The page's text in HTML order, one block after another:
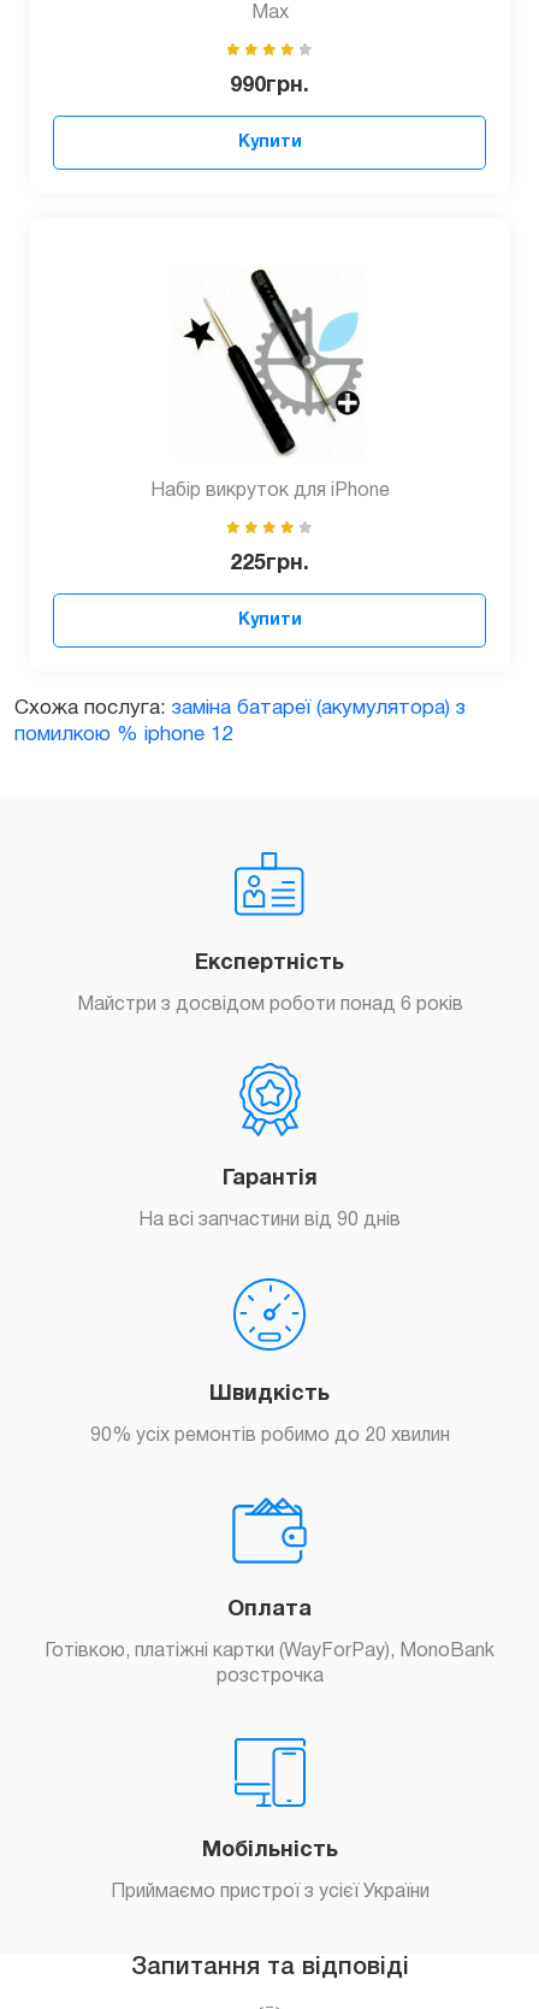
Max
990грн.
Купити
Набір викруток для iPhone
225грн.
Купити
Схожа послуга: заміна батареї (акумулятора) з
помилкою % iphone 12
Експертність
Майстри з досвідом роботи понад 6 років
Гарантія
На всі запчастини від 90 днів
Швидкість
90% усіх ремонтів робимо до 20 хвилин
Оплата
Готівкою, платіжні картки (WayForPay), MonoBank
розстрочка
Мобільність
Приймаємо пристрої з усієї України
Запитання та відповіді